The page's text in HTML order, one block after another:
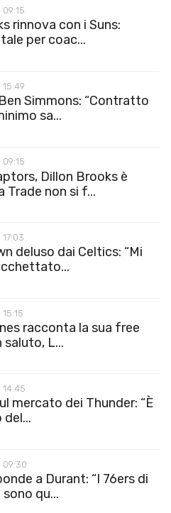
rinnova con i Suns:
per coac...
Simmons: “Contratto
sa...
Dillon Brooks è
Trade non si f...
deluso dai Celtics: “Mi
racconta la sua free
saluto, L...
mercato dei Thunder: “È
09:30
a Durant: “I 76ers di
qu...